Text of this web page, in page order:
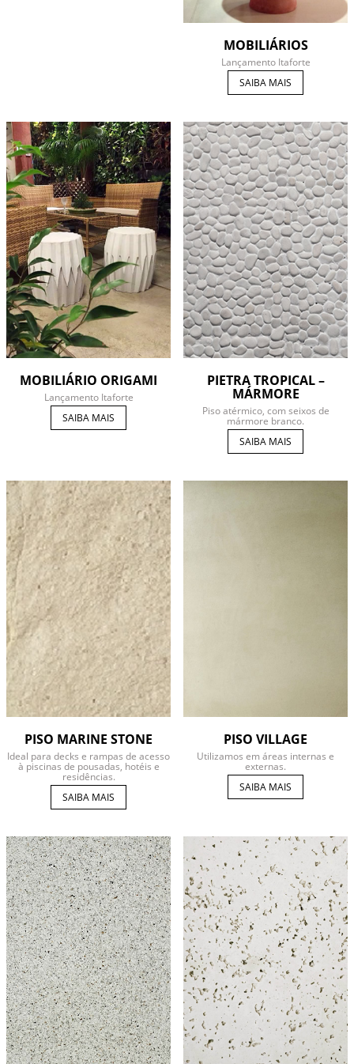
MOBILIÁRIOS
Lançamento Itaforte
SAIBA MAIS
MOBILIÁRIO ORIGAMI
Lançamento Itaforte
SAIBA MAIS
PIETRA TROPICAL –
MÁRMORE
Piso atérmico, com seixos de
mármore branco.
SAIBA MAIS
PISO MARINE STONE
Ideal para decks e rampas de acesso
à piscinas de pousadas, hotéis e
residências.
SAIBA MAIS
PISO VILLAGE
Utilizamos em áreas internas e
externas.
SAIBA MAIS